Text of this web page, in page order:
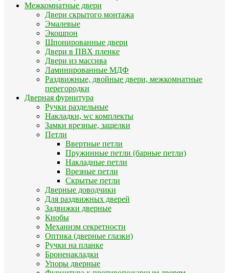
Межкомнатные двери
Двери скрытого монтажа
Эмалевые
Экошпон
Шпонированные двери
Двери в ПВХ пленке
Двери из массива
Ламинированные МДФ
Раздвижные, двойные двери, межкомнатные
перегородки
Дверная фурнитура
Ручки раздельные
Накладки, wc комплекты
Замки врезные, защелки
Петли
Ввертные петли
Пружинные петли (барные петли)
Накладные петли
Врезные петли
Скрытые петли
Дверные доводчики
Для раздвижных дверей
Задвижки дверные
Кнобы
Механизм секретности
Оптика (дверные глазки)
Ручки на планке
Броненакладки
Упоры дверные